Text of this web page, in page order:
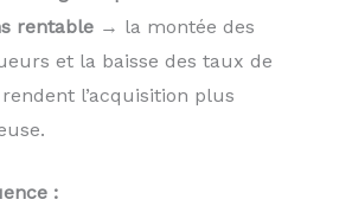
rentable → la montée des
et la baisse des taux de
l’acquisition plus
: